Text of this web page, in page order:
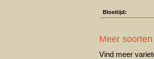
Bloeitijd:
Meer
Vind meer